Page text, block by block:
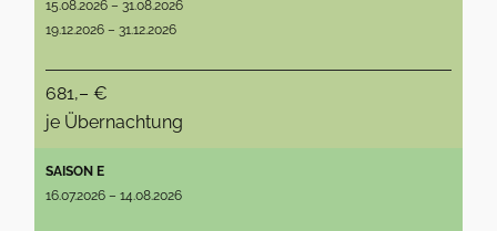
15.08.2026 – 31.08.2026
19.12.2026 – 31.12.2026
681,– €
je Übernachtung
SAISON E
16.07.2026 – 14.08.2026